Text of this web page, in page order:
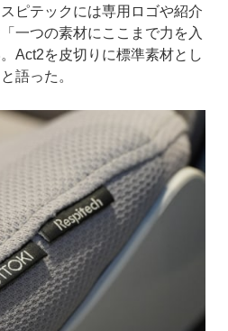
ピテックには専用ロゴや紹介
一つの素材にここまで力を入
Act2を皮切りに標準素材とし
語った。